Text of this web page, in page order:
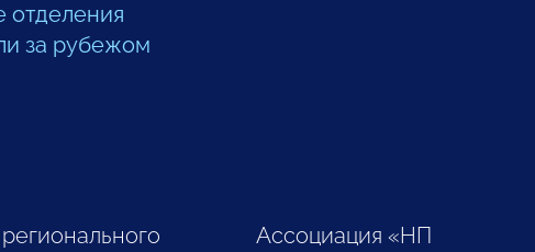
отделения
за рубежом
Ассоциация «НП